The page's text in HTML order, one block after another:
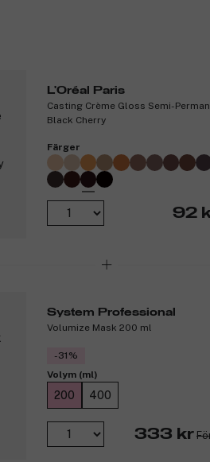
L'Oréal Paris
Casting Crème Gloss Semi-
Black Cherry
Färger
92
System Professional
Volumize Mask 200 ml
-31%
Volym (ml)
200 400
333 kr